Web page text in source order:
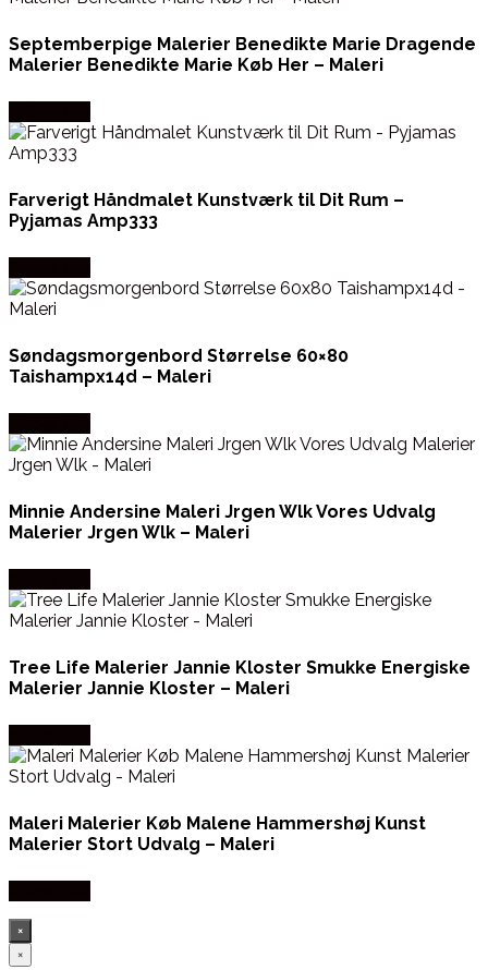
Septemberpige Malerier Benedikte Marie Dragende
Malerier Benedikte Marie Køb Her – Maleri
Farverigt Håndmalet Kunstværk til Dit Rum –
Pyjamas Amp333
Søndagsmorgenbord Størrelse 60×80
Taishampx14d – Maleri
Minnie Andersine Maleri Jrgen Wlk Vores Udvalg
Malerier Jrgen Wlk – Maleri
Tree Life Malerier Jannie Kloster Smukke Energiske
Malerier Jannie Kloster – Maleri
Maleri Malerier Køb Malene Hammershøj Kunst
Malerier Stort Udvalg – Maleri
×
×